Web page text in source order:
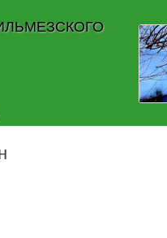
content